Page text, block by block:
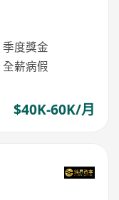
度獎金
薪病假
$40K-60K/月